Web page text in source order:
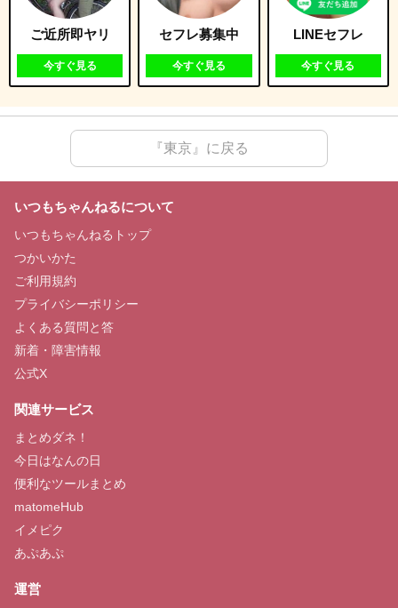
ご近所即ヤリ
今すぐ見る
セフレ募集中
今すぐ見る
LINEセフレ
今すぐ見る
『東京』に戻る
いつもちゃんねるについて
いつもちゃんねるトップ
つかいかた
ご利用規約
プライバシーポリシー
よくある質問と答
新着・障害情報
公式X
関連サービス
まとめダネ！
今日はなんの日
便利なツールまとめ
matomeHub
イメピク
あぷあぷ
運営